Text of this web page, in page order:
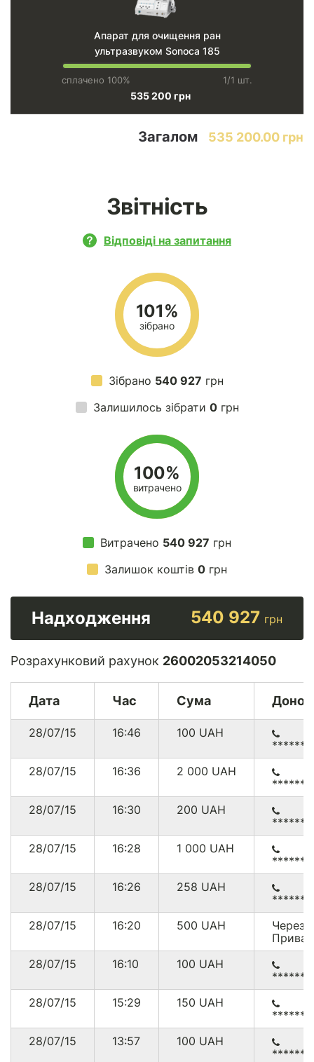
Апарат для очищення ран
ультразвуком Sonoca 185
сплачено 100% 1/1 шт.
535 200 грн
Загалом 535 200.00 грн
Звітність
Відповіді на запитання
101%
зібрано
Зібрано 540 927 грн
Залишилось зібрати 0грн
100%
витрачено
Витрачено 540 927 грн
Залишок коштів 0 грн
Надходження 540 927 грн
Розрахунковий рахунок 26002053214050
Дата Час Сума Донор
28/07/15 16:46 100 UAH
28/07/15
16:36 2 000 UAH
28/07/15
16:30 200 UAH
28/07/15
16:28 1 000 UAH
28/07/15
16:26 258 UAH
28/07/15
16:20 500 UAH
Через
28/07/15
16:10 100 UAH
28/07/15
15:29 150 UAH
28/07/15
13:57 100 UAH